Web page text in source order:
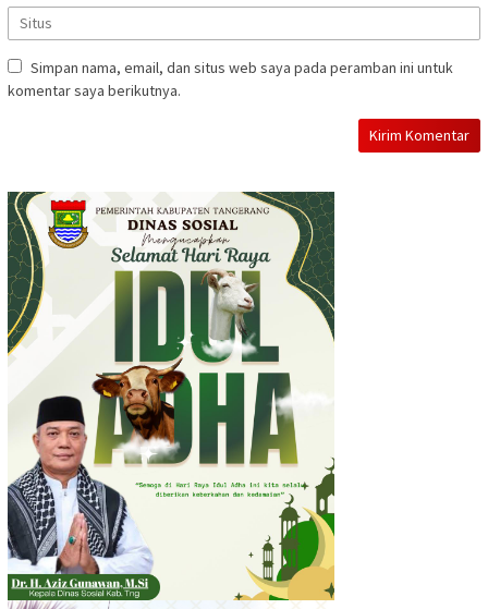
Simpan nama, email, dan situs web saya pada peramban ini untuk
komentar saya berikutnya.